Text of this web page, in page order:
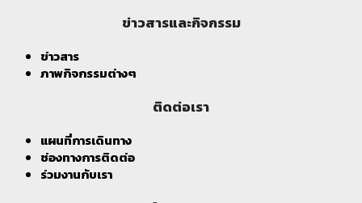
ข่าวสารและกิจกรรม
ข่าวสาร
ภาพกิจกรรมต่างๆ
ติดต่อเรา
แผนที่การเดินทาง
ช่องทางการติดต่อ
ร่วมงานกับเรา